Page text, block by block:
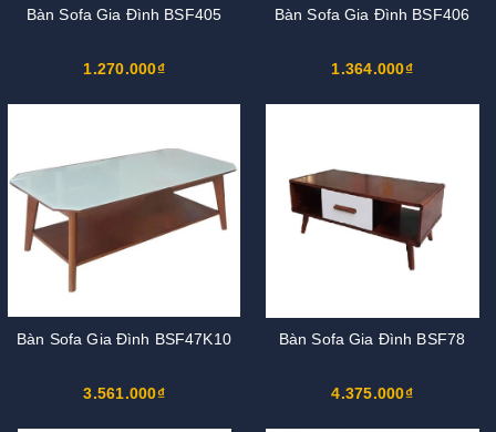
Bàn Sofa Gia Đình BSF405
1.270.000₫
Bàn Sofa Gia Đình BSF406
1.364.000₫
Bàn Sofa Gia Đình BSF47K10
3.561.000₫
Bàn Sofa Gia Đình BSF78
4.375.000₫